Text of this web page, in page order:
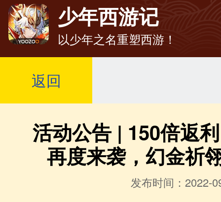
少年西游记
以少年之名重塑西游！
返回
活动公告 | 150倍返
再度来袭，幻金祈
发布时间：2022-